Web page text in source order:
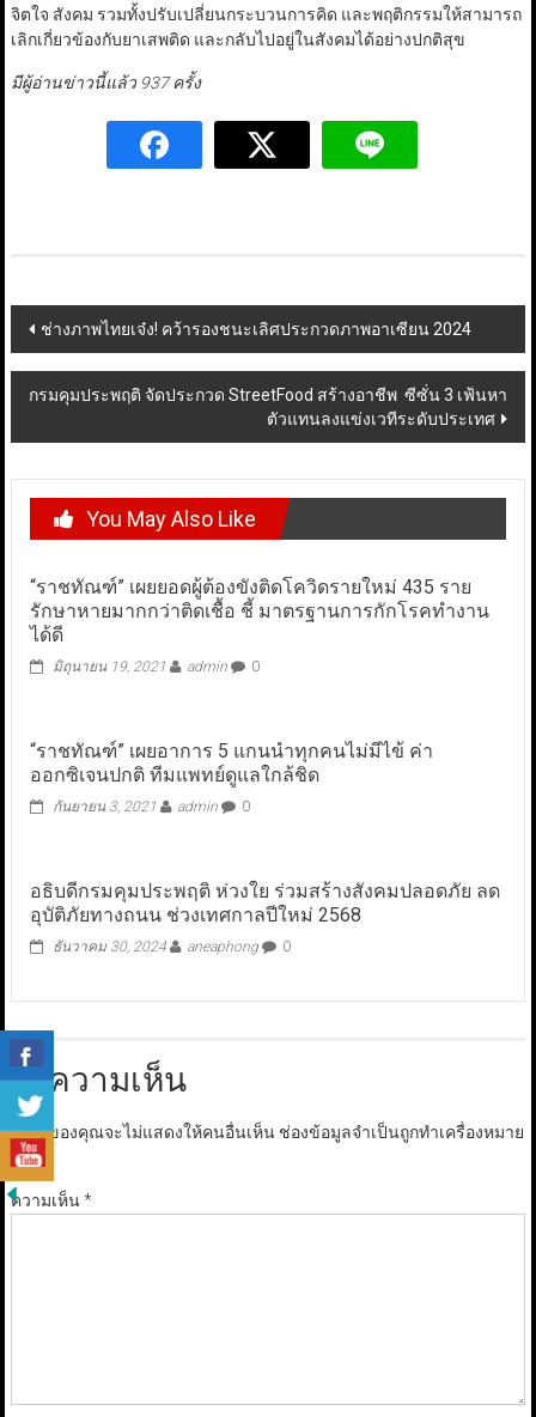
จิตใจ สังคม รวมทั้งปรับเปลี่ยนกระบวนการคิด และพฤติกรรมให้สามารถ
เลิกเกี่ยวข้องกับยาเสพติด และกลับไปอยู่ในสังคมได้อย่างปกติสุข
มีผู้อ่านข่าวนี้แล้ว 937 ครั้ง
Post
navigation
ช่างภาพไทยเจ๋ง! คว้ารองชนะเลิศประกวดภาพอาเซียน 2024
กรมคุมประพฤติ จัดประกวด StreetFood สร้างอาชีพ ซีซั่น 3 เฟ้นหา
ตัวแทนลงแข่งเวทีระดับประเทศ
You May Also Like
“ราชทัณฑ์” เผยยอดผู้ต้องขังติดโควิดรายใหม่ 435 ราย
รักษาหายมากกว่าติดเชื้อ ชี้ มาตรฐานการกักโรคทำงาน
ได้ดี
มิถุนายน 19, 2021 admin 0
“ราชทัณฑ์” เผยอาการ 5 แกนนำทุกคนไม่มีไข้ ค่า
ออกซิเจนปกติ ทีมแพทย์ดูแลใกล้ชิด
กันยายน 3, 2021 admin 0
อธิบดีกรมคุมประพฤติ ห่วงใย ร่วมสร้างสังคมปลอดภัย ลด
อุบัติภัยทางถนน ช่วงเทศกาลปีใหม่ 2568
ธันวาคม 30, 2024 aneaphong 0
ใส่ความเห็น
อีเมลของคุณจะไม่แสดงให้คนอื่นเห็น ช่องข้อมูลจำเป็นถูกทำเครื่องหมาย
*
ความเห็น*